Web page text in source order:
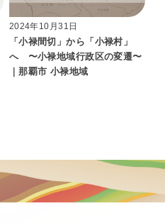
2024年10月31日
「小禄間切」から「小禄村」
へ 〜小禄地域行政区の変遷〜
｜那覇市 小禄地域